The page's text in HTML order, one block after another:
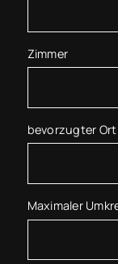
Zimmer
bevorzugter Ort
Maximaler